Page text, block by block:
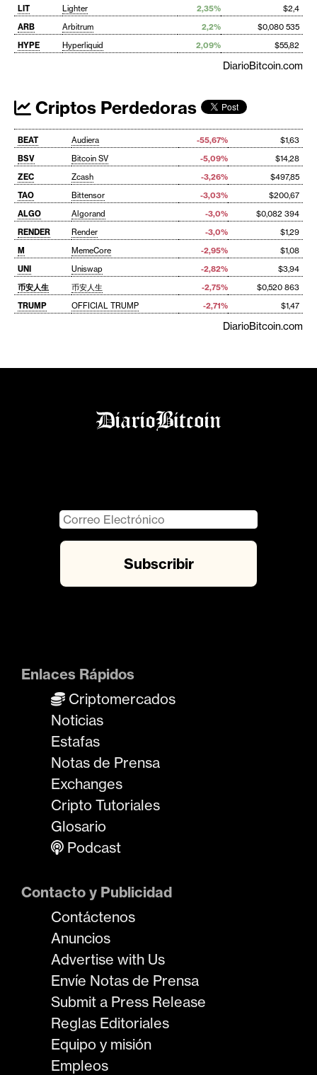
LIT
Lighter 2,35%
$2,4
ARB
Arbitrum 2,2%
$0,080 535
HYPE
Hyperliquid 2,09% $55,82
DiarioBitcoin.com
Criptos Perdedoras
BEAT Audiera -55,67%
$1,63
BSV
Bitcoin SV -5,09%
$14,28
ZEC
Zcash -3,26%
$497,85
TAO
Bittensor -3,03%
$200,67
ALGO
Algorand -3,0%
$0,082 394
RENDER
Render -3,0%
$1,29
M
MemeCore -2,95%
$1,08
UNI
Uniswap -2,82%
$3,94
币安人生
币安人生 -2,75%
$0,520 863
TRUMP
OFFICIAL TRUMP -2,71% $1,47
DiarioBitcoin.com
Enlaces Rápidos
Criptomercados
Noticias
Estafas
Notas de Prensa
Exchanges
Cripto Tutoriales
Glosario
Podcast
Contacto y Publicidad
Contáctenos
Anuncios
Advertise with Us
Envíe Notas de Prensa
Submit a Press Release
Reglas Editoriales
Equipo y misión
Empleos